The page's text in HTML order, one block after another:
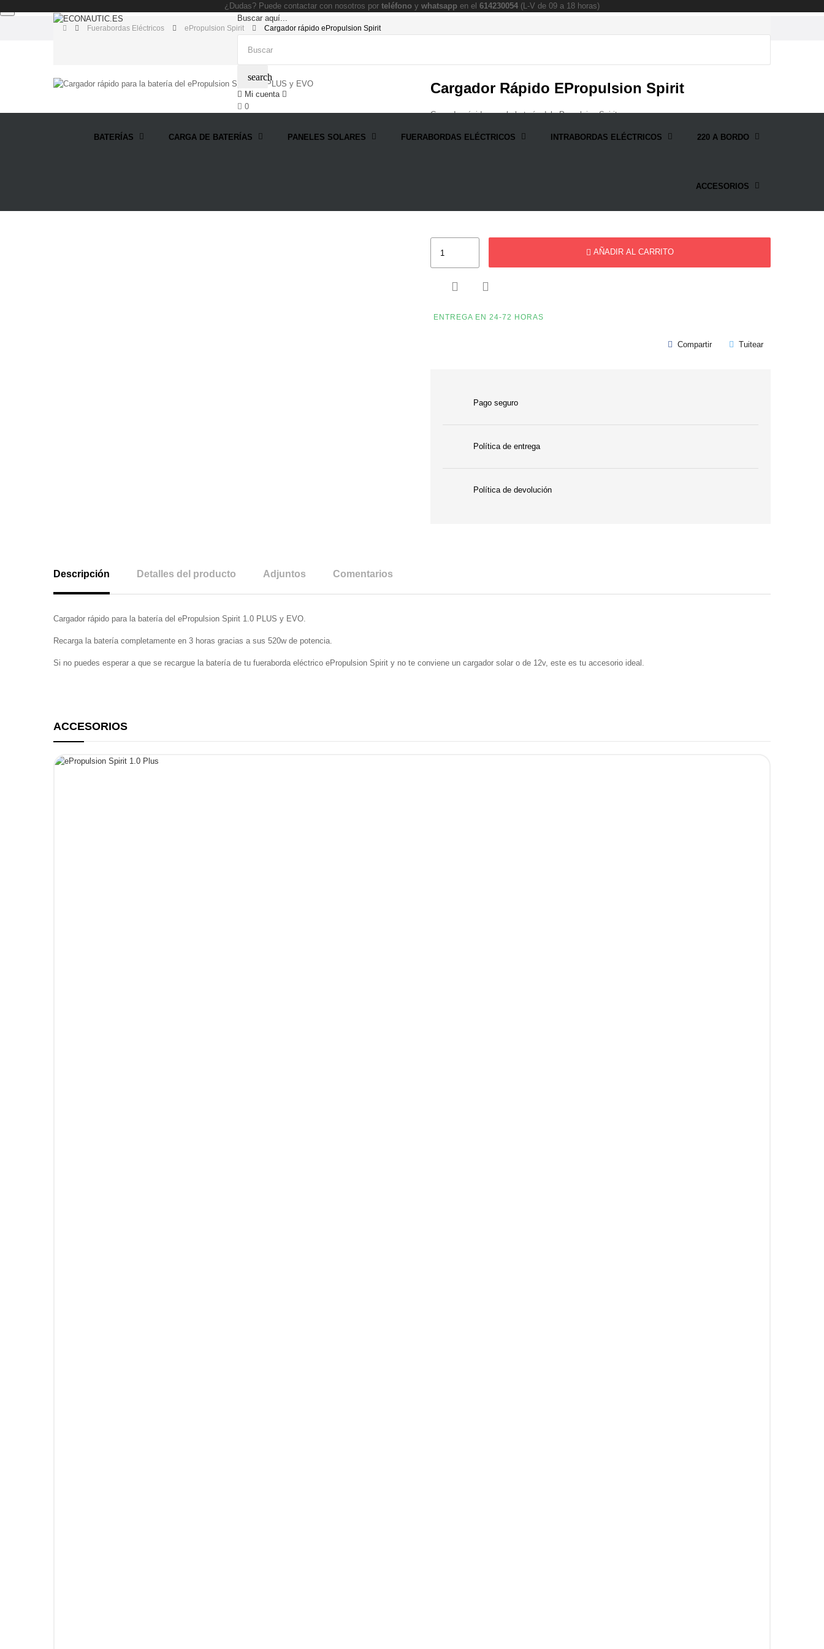
¿Dudas? Puede contactar con nosotros por teléfono y whatsapp en el 614230054 (L-V de 09 a 18 horas)
Buscar aquí...
search
Mi cuenta
0
BATERÍAS CARGA DE BATERÍAS PANELES SOLARES FUERABORDAS ELÉCTRICOS INTRABORDAS ELÉCTRICOS 220 A BORDO
ACCESORIOS
Fuerabordas Eléctricos ePropulsion Spirit Cargador rápido ePropulsion Spirit
Cargador Rápido EPropulsion Spirit
Cargador rápido para la batería del ePropulsion Spirit.
Carga completa en 3 horas.
AÑADIR AL CARRITO
 
ENTREGA EN 24-72 HORAS
Compartir Tuitear
Pago seguro
Política de entrega
Política de devolución
Descripción Detalles del producto Adjuntos Comentarios
Cargador rápido para la batería del ePropulsion Spirit 1.0 PLUS y EVO.
Recarga la batería completamente en 3 horas gracias a sus 520w de potencia.
Si no puedes esperar a que se recargue la batería de tu fueraborda eléctrico ePropulsion Spirit y no te conviene un cargador solar o de 12v, este es tu accesorio ideal.
ACCESORIOS